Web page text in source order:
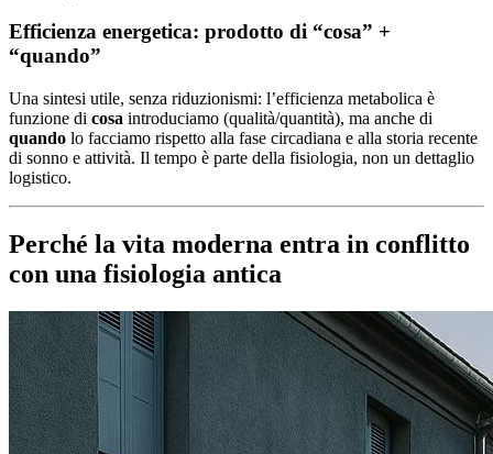
Efficienza energetica: prodotto di “cosa” +
“quando”
Una sintesi utile, senza riduzionismi: l’efficienza metabolica è
funzione di cosa introduciamo (qualità/quantità), ma anche di
quando lo facciamo rispetto alla fase circadiana e alla storia recente
di sonno e attività. Il tempo è parte della fisiologia, non un dettaglio
logistico.
Perché la vita moderna entra in conflitto
con una fisiologia antica